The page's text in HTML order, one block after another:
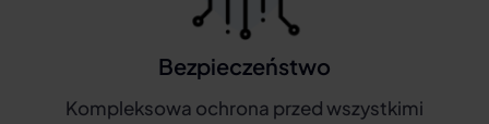
Bezpieczeństwo
Kompleksowa ochrona przed wszystkimi